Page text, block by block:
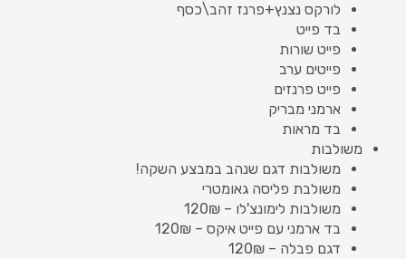
לורקס נצנץ+פרנז זהב\כסף
בד פייט
פייט שורות
פייטים ערב
פייט פרנזים
ארמני מבריק
בד מראות
משולבות
משולבות דגם שנהב במבצע השקה!
משולבת פליסה גאומטרי
משולבות לימונצ'לו – 120₪
בד ארמני עם פייט איקס – 120₪
דגם פבלה – 120₪